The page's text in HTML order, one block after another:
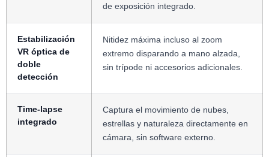
de exposición integrado.
Estabilización
VR óptica de
doble
detección
Nitidez máxima incluso al zoom
extremo disparando a mano alzada,
sin trípode ni accesorios adicionales.
Time-lapse
integrado
Captura el movimiento de nubes,
estrellas y naturaleza directamente en
cámara, sin software externo.